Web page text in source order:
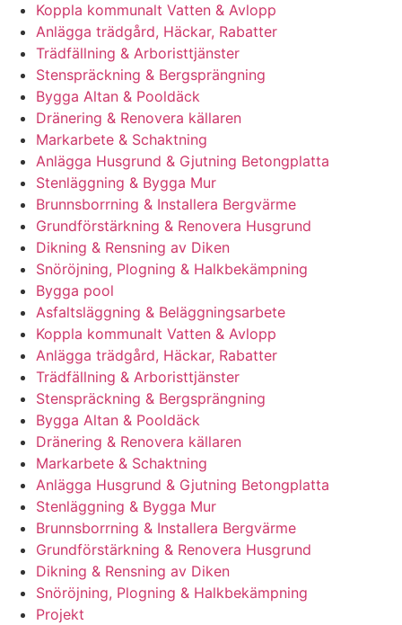
Koppla kommunalt Vatten & Avlopp
Anlägga trädgård, Häckar, Rabatter
Trädfällning & Arboristtjänster
Stenspräckning & Bergsprängning
Bygga Altan & Pooldäck
Dränering & Renovera källaren
Markarbete & Schaktning
Anlägga Husgrund & Gjutning Betongplatta
Stenläggning & Bygga Mur
Brunnsborrning & Installera Bergvärme
Grundförstärkning & Renovera Husgrund
Dikning & Rensning av Diken
Snöröjning, Plogning & Halkbekämpning
Bygga pool
Asfaltsläggning & Beläggningsarbete
Koppla kommunalt Vatten & Avlopp
Anlägga trädgård, Häckar, Rabatter
Trädfällning & Arboristtjänster
Stenspräckning & Bergsprängning
Bygga Altan & Pooldäck
Dränering & Renovera källaren
Markarbete & Schaktning
Anlägga Husgrund & Gjutning Betongplatta
Stenläggning & Bygga Mur
Brunnsborrning & Installera Bergvärme
Grundförstärkning & Renovera Husgrund
Dikning & Rensning av Diken
Snöröjning, Plogning & Halkbekämpning
Projekt